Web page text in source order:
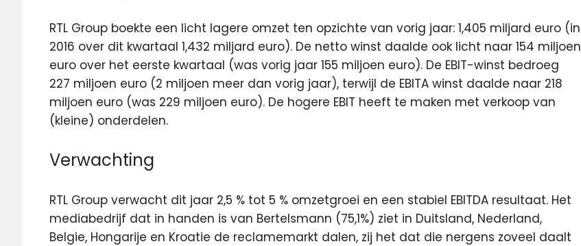
RTL Group boekte een licht lagere omzet ten opzichte van vorig jaar: 1,405 miljard euro (in
2016 over dit kwartaal 1,432 miljard euro). De netto winst daalde ook licht naar 154 miljoen
euro over het eerste kwartaal (was vorig jaar 155 miljoen euro). De EBIT-winst bedroeg
227 miljoen euro (2 miljoen meer dan vorig jaar), terwijl de EBITA winst daalde naar 218
miljoen euro (was 229 miljoen euro). De hogere EBIT heeft te maken met verkoop van
(kleine) onderdelen.
Verwachting
RTL Group verwacht dit jaar 2,5 % tot 5 % omzetgroei en een stabiel EBITDA resultaat. Het
mediabedrijf dat in handen is van Bertelsmann (75,1%) ziet in Duitsland, Nederland,
Belgie, Hongarije en Kroatie de reclamemarkt dalen, zij het dat die nergens zoveel daalt